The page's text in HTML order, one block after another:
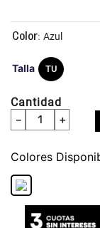
Talla TU
: Azul
Cantidad
＋
－
Colores